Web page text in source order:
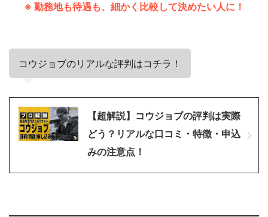
※ 勤務地も待遇も、細かく比較して決めたい人に！
コウジョブのリアルな評判はコチラ！
【超解説】コウジョブの評判は実際
どう？リアルな口コミ・特徴・申込
みの注意点！